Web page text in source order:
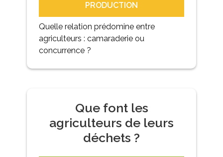
PRODUCTION
Quelle relation prédomine entre
agriculteurs : camaraderie ou
concurrence ?
Que font les
agriculteurs de leurs
déchets ?